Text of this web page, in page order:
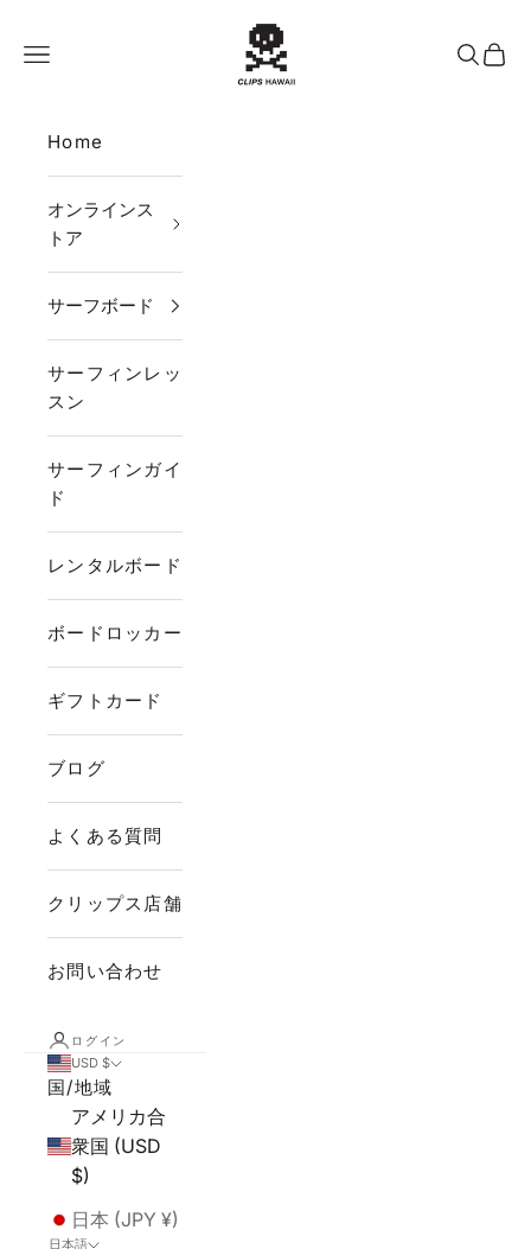
CLIPS HAWAII
メニュー
検索カー
Home
オンラインス
トア
サーフボード
サーフィンレッ
スン
サーフィンガイ
ド
レンタルボード
ボードロッカー
ギフトカード
ブログ
よくある質問
クリップス店舗
お問い合わせ
ログイン
USD $
国/地域
アメリカ合
衆国 (USD
$)
日本 (JPY ¥)
日本語